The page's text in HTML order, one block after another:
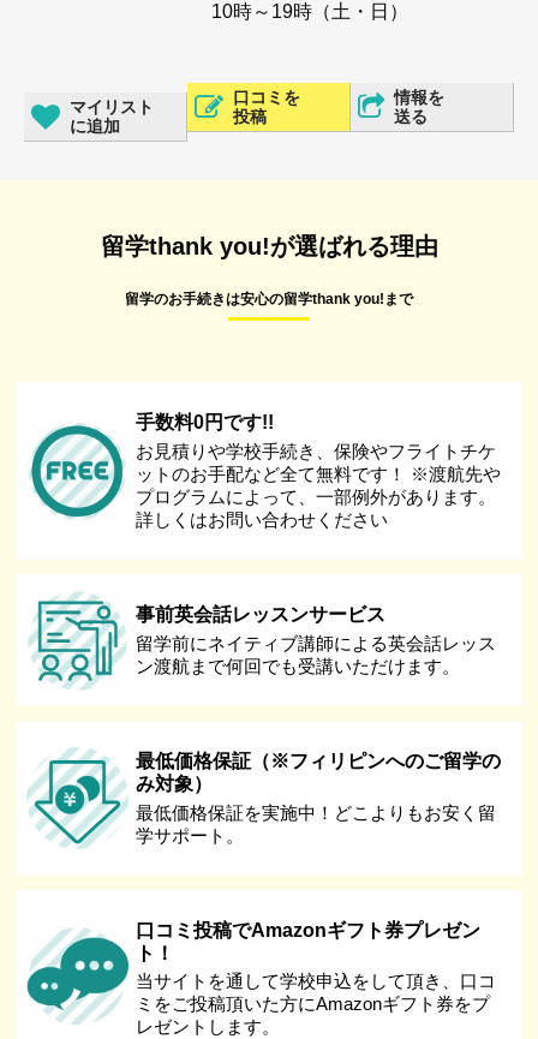
10時～19時（土・日）
マイリスト
に追加
口コミを
投稿
情報を
送る
留学thank you!が選ばれる理由
留学のお手続きは安心の留学thank you!まで
手数料0円です!!
お見積りや学校手続き、保険やフライトチケ
ットのお手配など全て無料です！ ※渡航先や
プログラムによって、一部例外があります。
詳しくはお問い合わせください
事前英会話レッスンサービス
留学前にネイティブ講師による英会話レッス
ン渡航まで何回でも受講いただけます。
最低価格保証（※フィリピンへのご留学の
み対象）
最低価格保証を実施中！どこよりもお安く留
学サポート。
口コミ投稿でAmazonギフト券プレゼン
ト！
当サイトを通して学校申込をして頂き、口コ
ミをご投稿頂いた方にAmazonギフト券をプ
レゼントします。